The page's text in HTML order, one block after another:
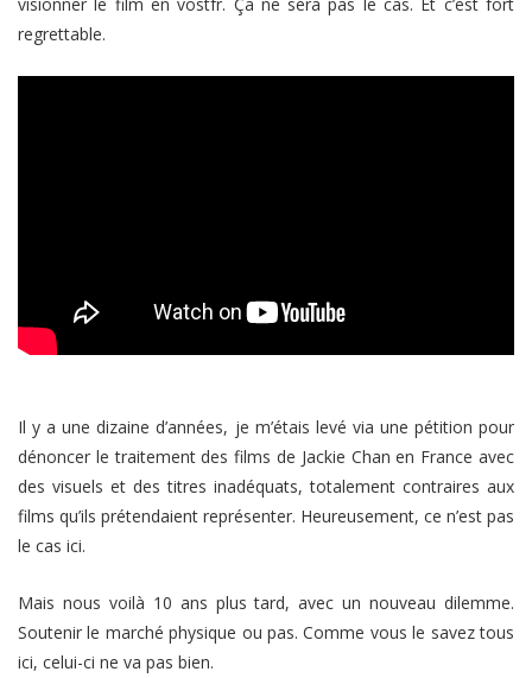
regrettable.
Il y a une dizaine d’années, je m’étais levé via une pétition pour
dénoncer le traitement des films de Jackie Chan en France avec
des visuels et des titres inadéquats, totalement contraires aux
films qu’ils prétendaient représenter. Heureusement, ce n’est pas
le cas ici.
Mais nous voilà 10 ans plus tard, avec un nouveau dilemme.
Soutenir le marché physique ou pas. Comme vous le savez tous
ici, celui-ci ne va pas bien.